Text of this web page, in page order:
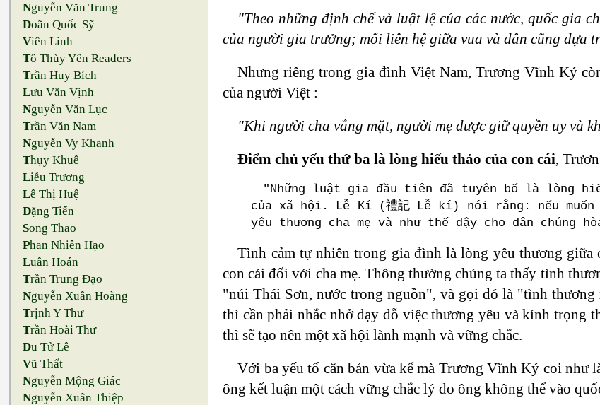
Nguyễn Văn Trung
Doãn Quốc Sỹ
Viên Linh
Tô Thùy Yên Readers
Trần Huy Bích
Lưu Văn Vịnh
Nguyễn Văn Lục
Trần Văn Nam
Nguyễn Vy Khanh
Thụy Khuê
Liễu Trương
Lê Thị Huệ
Đặng Tiến
Song Thao
Phan Nhiên Hạo
Luân Hoán
Trần Trung Đạo
Nguyễn Xuân Hoàng
Trịnh Y Thư
Trần Hoài Thư
Du Tử Lê
Vũ Thất
Nguyễn Mộng Giác
Nguyễn Xuân Thiệp
"Theo những định chế và luật lệ của các nước, quốc gia
của người gia trưởng; mối liên hệ giữa vua và dân cũng dựa
Nhưng riêng trong gia đình Việt Nam, Trương Vĩnh Ký
của người Việt :
"Khi người cha vắng mặt, người mẹ được giữ quyền uy và
Điểm chủ yếu thứ ba là lòng hiếu thảo của con cái,
"Những luật gia đầu tiên đã tuyên bố là lòng
của xã hội. Lễ Kí (禮記 Lễ kí) nói rằng: nếu muốn
yêu thương cha mẹ và như thế dậy cho dân chúng
Tình cảm tự nhiên trong gia đình là lòng yêu thương
con cái đối với cha mẹ. Thông thường chúng ta thấy tình
"núi Thái Sơn, nước trong nguồn", và gọi đó là "tình
thì cần phải nhắc nhở dạy dỗ việc thương yêu và kính trọng
thì sẽ tạo nên một xã hội lành mạnh và vững chắc.
Với ba yếu tố căn bản vừa kể mà Trương Vĩnh Ký coi như
ông kết luận một cách vững chắc lý do ông không thể vào